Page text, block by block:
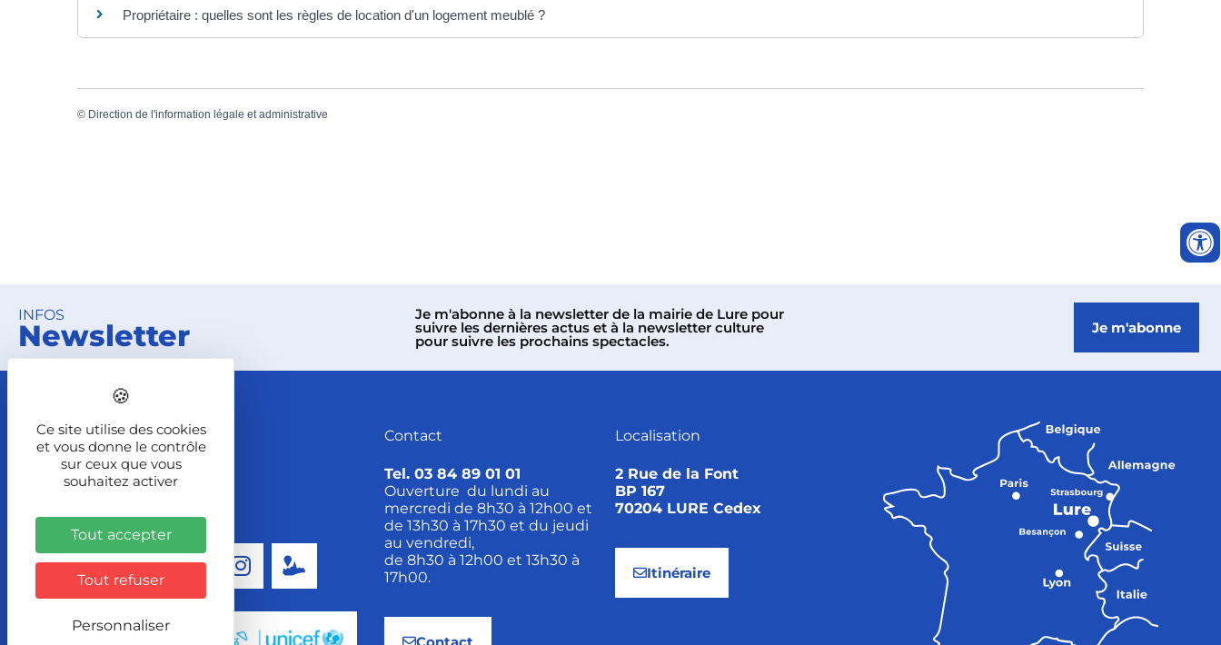
Propriétaire : quelles sont les règles de location d'un logement meublé ?
© Direction de l'information légale et administrative
INFOS
Newsletter
Je m'abonne à la newsletter de la mairie de Lure pour
suivre les dernières actus et à la newsletter culture
pour suivre les prochains spectacles.
Je m'abonne
Suivez-nous !
Contact
Tel. 03 84 89 01 01
Ouverture du lundi au
mercredi de 8h30 à 12h00 et
de 13h30 à 17h30 et du jeudi
au vendredi,
de 8h30 à 12h00 et 13h30 à
17h00.
Localisation
2 Rue de la Font
BP 167
70204 LURE Cedex
Itinéraire
Ce site utilise des cookies
et vous donne le contrôle
sur ceux que vous
souhaitez activer
Tout accepter
Tout refuser
Personnaliser